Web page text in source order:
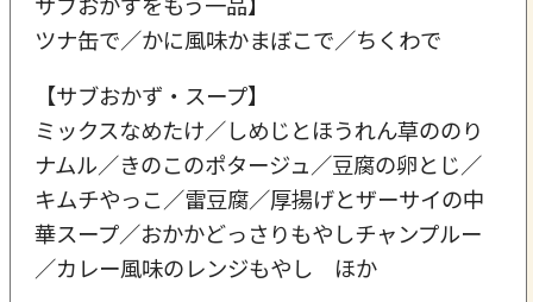
ツナ缶で／かに風味かまぼこで／ちくわで
【サブおかず・スープ】
ミックスなめたけ／しめじとほうれん草ののり
ナムル／きのこのポタージュ／豆腐の卵とじ／
キムチやっこ／雷豆腐／厚揚げとザーサイの中
華スープ／おかかどっさりもやしチャンプルー
／カレー風味のレンジもやし ほか